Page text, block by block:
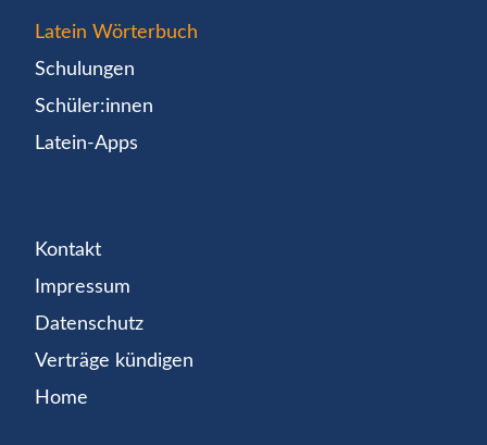
Latein Wörterbuch
Schulungen
Schüler:innen
Latein-Apps
Kontakt
Impressum
Datenschutz
Verträge kündigen
Home